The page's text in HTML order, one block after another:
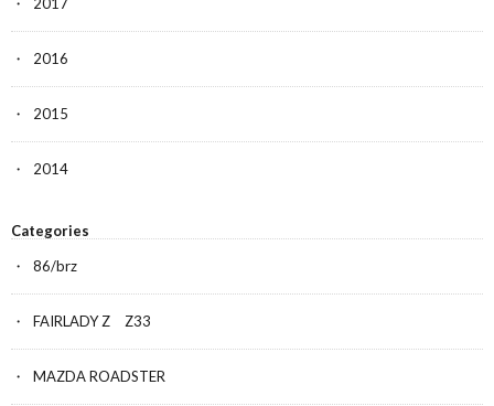
2016
2015
2014
Categories
86/brz
FAIRLADY Z Z33
MAZDA ROADSTER